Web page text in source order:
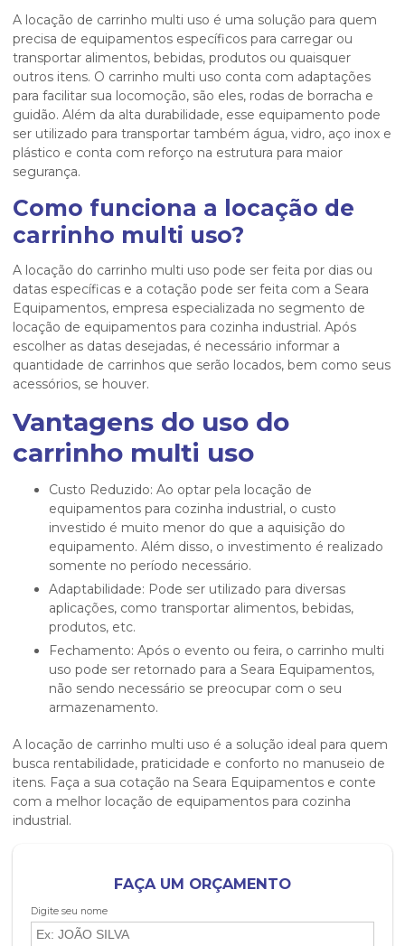
A locação de carrinho multi uso é uma solução para quem
precisa de equipamentos específicos para carregar ou
transportar alimentos, bebidas, produtos ou quaisquer
outros itens. O carrinho multi uso conta com adaptações
para facilitar sua locomoção, são eles, rodas de borracha e
guidão. Além da alta durabilidade, esse equipamento pode
ser utilizado para transportar também água, vidro, aço inox e
plástico e conta com reforço na estrutura para maior
segurança.
Como funciona a locação de
carrinho multi uso?
A locação do carrinho multi uso pode ser feita por dias ou
datas específicas e a cotação pode ser feita com a Seara
Equipamentos, empresa especializada no segmento de
locação de equipamentos para cozinha industrial. Após
escolher as datas desejadas, é necessário informar a
quantidade de carrinhos que serão locados, bem como seus
acessórios, se houver.
Vantagens do uso do
carrinho multi uso
Custo Reduzido: Ao optar pela locação de
equipamentos para cozinha industrial, o custo
investido é muito menor do que a aquisição do
equipamento. Além disso, o investimento é realizado
somente no período necessário.
Adaptabilidade: Pode ser utilizado para diversas
aplicações, como transportar alimentos, bebidas,
produtos, etc.
Fechamento: Após o evento ou feira, o carrinho multi
uso pode ser retornado para a Seara Equipamentos,
não sendo necessário se preocupar com o seu
armazenamento.
A locação de carrinho multi uso é a solução ideal para quem
busca rentabilidade, praticidade e conforto no manuseio de
itens. Faça a sua cotação na Seara Equipamentos e conte
com a melhor locação de equipamentos para cozinha
industrial.
FAÇA UM ORÇAMENTO
Digite seu nome